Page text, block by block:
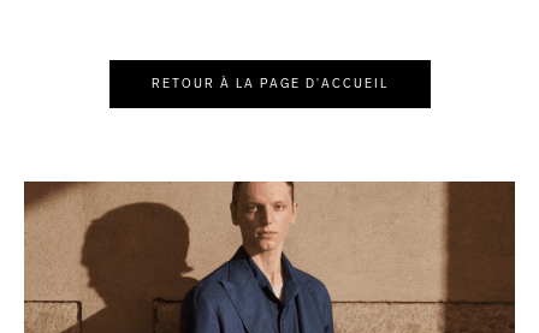
RETOUR À LA PAGE D'ACCUEIL